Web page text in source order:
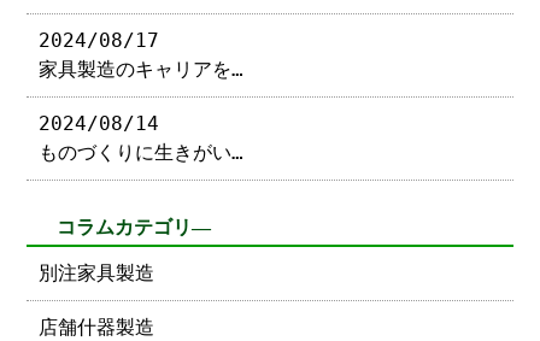
2024/08/17
家具製造のキャリアを…
2024/08/14
ものづくりに生きがい…
コラムカテゴリ―
別注家具製造
店舗什器製造